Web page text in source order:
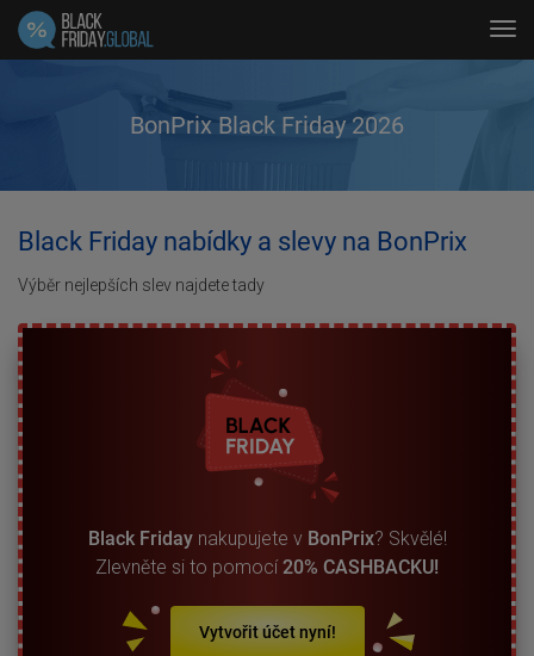
BonPrix Black Friday 2026
Black Friday nabídky a slevy na BonPrix
Výběr nejlepších slev najdete tady
Black Fridaynakupujete v BonPrix? Skvělé!
Zlevněte si to pomocí 20% CASHBACKU!
Vytvořit účet nyní!